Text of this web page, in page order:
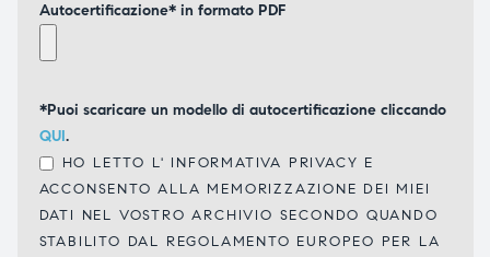
Autocertificazione* in formato PDF
*Puoi scaricare un modello di autocertificazione cliccando
QUI.
HO LETTO L' INFORMATIVA PRIVACY E
ACCONSENTO ALLA MEMORIZZAZIONE DEI MIEI
DATI NEL VOSTRO ARCHIVIO SECONDO QUANDO
STABILITO DAL REGOLAMENTO EUROPEO PER LA